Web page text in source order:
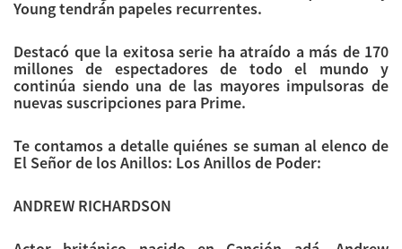
Young tendrán papeles recurrentes.
Destacó que la exitosa serie ha atraído a más de 170
millones de espectadores de todo el mundo y
continúa siendo una de las mayores impulsoras de
nuevas suscripciones para Prime.
Te contamos a detalle quiénes se suman al elenco de
El Señor de los Anillos: Los Anillos de Poder:
ANDREW RICHARDSON